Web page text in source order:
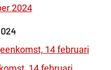
2024
14 februari